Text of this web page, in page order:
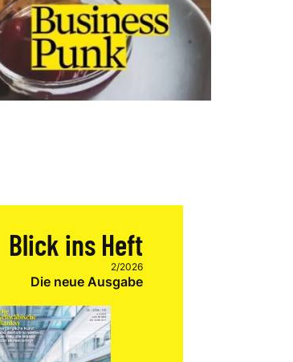
Blick ins Heft
2/2026
Die neue Ausgabe